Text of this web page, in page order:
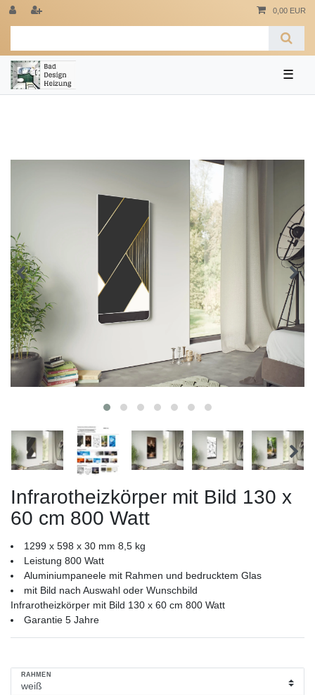
0,00 EUR
☰
Infrarotheizkörper mit Bild 130 x
60 cm 800 Watt
1299 x 598 x 30 mm 8,5 kg
Leistung 800 Watt
Aluminiumpaneele mit Rahmen und bedrucktem Glas
mit Bild nach Auswahl oder Wunschbild
Infrarotheizkörper mit Bild 130 x 60 cm 800 Watt
Garantie 5 Jahre
RAHMEN